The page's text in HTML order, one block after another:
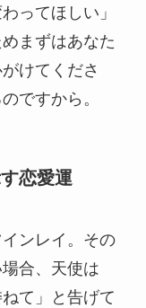
ってほしい」
まずはあなた
けてくださ
ですから。
恋愛運
ンレイ。その
合、天使は
て」と告げて